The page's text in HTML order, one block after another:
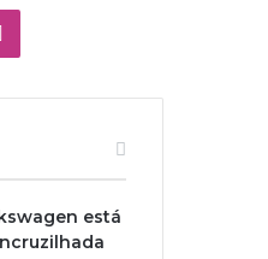
está